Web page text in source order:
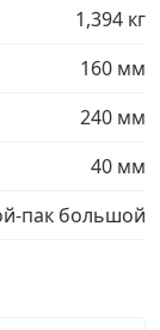
1,394 кг
160 мм
240 мм
40 мм
пак большой